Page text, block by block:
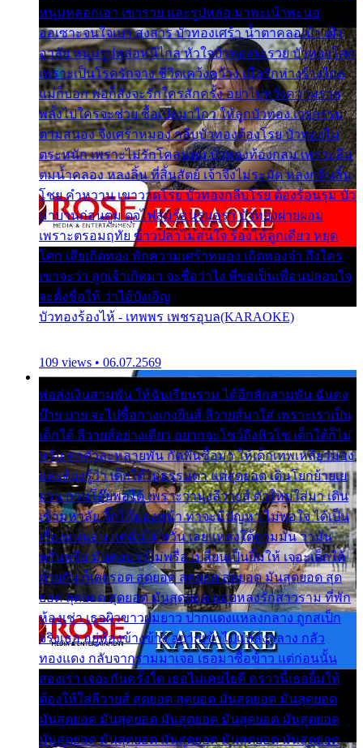
หนุ่มหลอกเอา เขารวย และรูปหล่อ มาพะเน้าพะนอ
ออเซาะจนใจเบา สงสาร บัวทองเศร้า น้ำตาคลอเบ้า เฝ้า
อาลัย หนุ่มรูปหล่อหนีไกล หัวใจบัวทองระรวย บัวทองโศก
เพราะเป็นโรครักจาง ชีวิตเคว้งคว้าง เมื่อรักห่างร้างไกล
แม่ก็บอก พ่อก็สั่งจะรักใครสักครั้ง อย่าไปหวังความรวย
พลั้งไปใครจะช่วย ซื้อเปลมาไกว ให้ลูกบัวทอง เวรกรรม
ตามสนอง จึงเศร้าหมอง กลีบบัวทองต้องโรย บัวทองไม่
ตระหนัก เพราะไม่รักโคลนตม บัวทองท้องกลม เพราะลืม
ตมน้ำคลอง หลงลิ้น ที่สิ้นสัตย์ เจ้าจึงไม่ระมัด หลงกลิ่นลิ้น
โชย คำหวาน เขาวาดโรย บัวทองกลีบโรย ต้องร้อนรุม บัว
มาบานก่อนตูม ดุจไฟสุมร้อนรุมอุรา บัวทองผ่ายผอม
เพราะตรอมฤทัย ข้าวปลาไม่สนใจ ร้องไห้ลูกเดียว หยุด
โศก เสียเถิดทอง พักความเศร้าหมอง เถิดทองจ๋า ถึงใคร
เขาจะว่า ลูกเจ้าเกิดมา จะชื่อว่าไง พี่ขอเป็นเพื่อนปลอบใจ
จะตั้งชื่อให้ ว่าไอ้บังเอิญ
บัวทองร้องไห้ - เทพพร เพชรอุบล(KARAOKE)
109 views • 06.07.2569
พ่อส่งเงินสามพัน ให้ฉันเรียนราม ได้อีกสักสามพัน ฉันคง
บ๊าย บาย จะไปซื้อกางเกงยีนส์ ลีวายส์มาใส่ เพราะเราเป็น
เด็กใต้ ลีวายส์อย่างเดียว อยากจะโชว์ถึงหิวโซ เด็กใต้ก็ไม่
หวั่น ตกตัวละหลายพัน กัดฟันซื้อมา ให้เด็กเทพเหลียวมอง
และต้องรู้ว่า เด็กใต้ไม่ธรรมดา แต่สุดยอด เดินโยกย้ายเย
ยวน กวนโอ๊ยพอได้ เพราะว่านุ่งลีวายส์ ตัวใหม่ใส่มา เดิน
เข้ามหาลัย จิ๊กโก๊มองหน้า ท่าจะมีปัญหา ไม่พอใจ ได้เป็น
เรื่องแน่นอน แต่ฉันไม่หวั่น เลยแหลงใต้ถามมัน ว่ามัน
พรั่นพรือ มันตอบว่าไม่พรื่อ เปลี่ยนเป็นยิ้มให้ เจอะเด็กใต้
ด้วยกัน ก็เลยรอด สุดยอด สุดยอด สุดยอด มันสุดยอด สุด
ยอด สุดยอด สุดยอด มันสุดยอด แอบหลงรักสาวราม ที่พัก
ห้องเช่า เธอผิวขาวผมยาว ปากแดงแหลงกลาง ถูกสเป็ก
จริงเธอ อยู่ห้องข้างข้าง อยากเข้าไปแหลงกลาง กลัว
ทองแดง กลับจากรามมาเจอ เธอมาซื้อข้าว แต่ก่อนนั้น
สองเรา เจอะกันครั้งใด เธอไม่เคยไยดี คราวนี้เธอยิ้มให้
ต้องให้ใส่ลีวายส์ สุดยอด สุดยอด มันสุดยอด มันสุดยอด
มันสุดยอด มันสุดยอด มันสุดยอด มันสุดยอด มันสุดยอด
มันสุดยอด มันสุดยอด มันสุดยอด มันสุดยอด มันสุดยอด